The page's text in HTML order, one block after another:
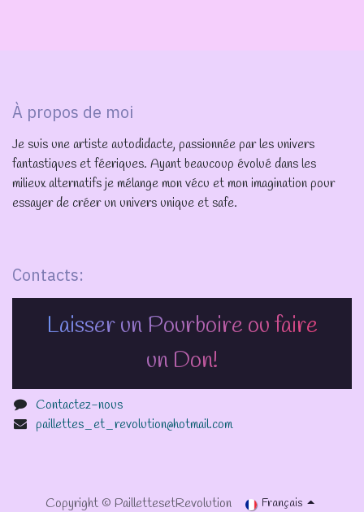
À propos de moi
Je suis une artiste autodidacte, passionnée par les univers
fantastiques et féeriques. Ayant beaucoup évolué dans les
milieux alternatifs je mélange mon vécu et mon imagination pour
essayer de créer un univers unique et safe.
Contacts:
Laisser un Pourboire ou faire
un Don!
Contactez-nous
paillettes_et_revolution@hotmail.com
Copyright © PaillettesetRevolution Français